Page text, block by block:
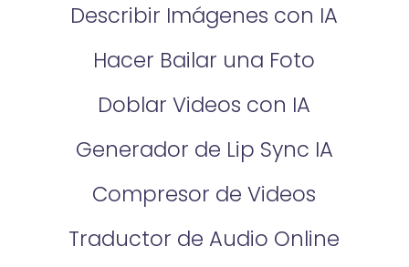
Describir Imágenes con IA
Hacer Bailar una Foto
Doblar Videos con IA
Generador de Lip Sync IA
Compresor de Videos
Traductor de Audio Online